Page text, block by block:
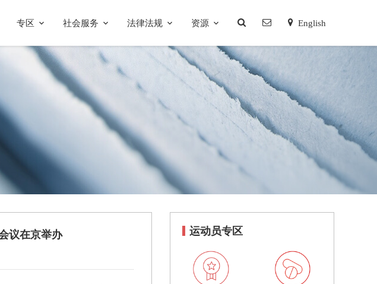
专区 社会服务 法律法规 资源 English
议在京举办 运动员专区